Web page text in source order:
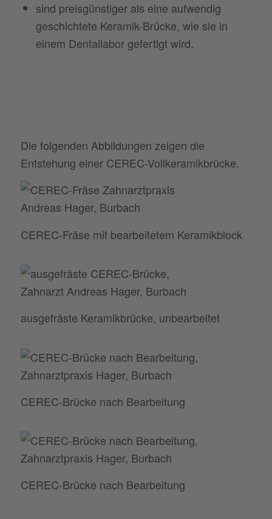
sind preisgünstiger als eine aufwendig
geschichtete Keramik-Brücke, wie sie in
einem Dentallabor gefertigt wird.
Die folgenden Abbildungen zeigen die
Entstehung einer CEREC-Vollkeramikbrücke.
CEREC-Fräse mit bearbeitetem Keramikblock
ausgefräste Keramikbrücke, unbearbeitet
CEREC-Brücke nach Bearbeitung
CEREC-Brücke nach Bearbeitung